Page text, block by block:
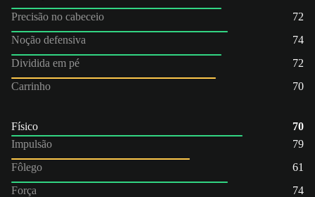
Precisão no cabeceio
72
Noção defensiva
74
Dividida em pé
72
Carrinho
70
Físico
70
Impulsão
79
Fôlego
61
Força
74